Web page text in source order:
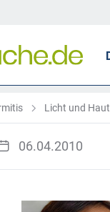
Licht und Haut
06.04.2010